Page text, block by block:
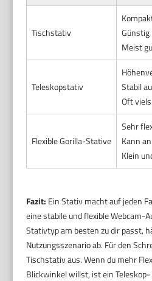
Tischstativ
Meist
Teleskopstativ
Stabil
Oft
Flexible Gorilla-Stative
Sehr
Kann
Klein
Fazit: Ein Stativ macht auf jeden
eine stabile und flexible Webcam-
Stativtyp am besten zu dir passt,
Nutzungsszenario ab. Für den
Tischstativ aus. Wenn du mehr
Blickwinkel willst, ist ein